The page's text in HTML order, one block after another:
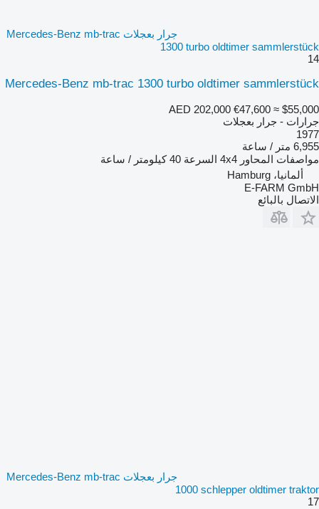
جرار بعجلات Mercedes-Benz mb-trac
1300 turbo oldtimer sammlerstück
14
Mercedes-Benz mb-trac 1300 turbo oldtimer sammlerstück
AED 202,000 €47,600 ≈ $55,000
جرارات - جرار بعجلات
1977
6,955 متر / ساعة
مواصفات المحاور 4x4 السرعة 40 كيلومتر / ساعة
ألمانيا، Hamburg
E-FARM GmbH
الاتصال بالبائع
جرار بعجلات Mercedes-Benz mb-trac
1000 schlepper oldtimer traktor
17